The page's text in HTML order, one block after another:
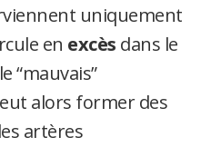
uniquement
en excès dans le
“mauvais”
alors former des
artères